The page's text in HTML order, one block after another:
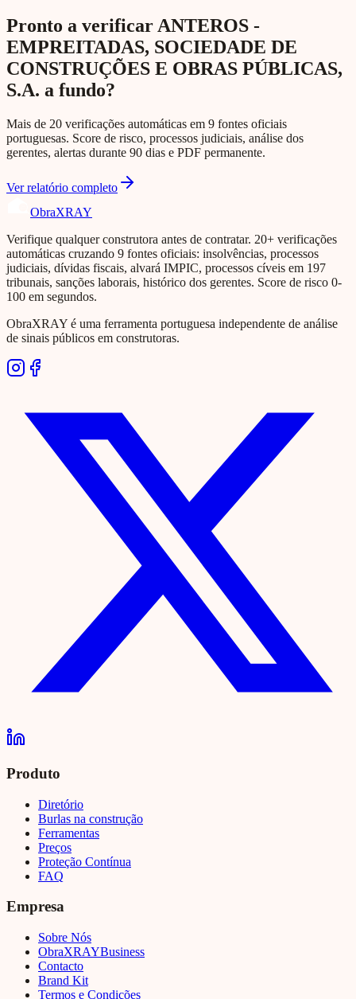
Pronto a verificar ANTEROS -
EMPREITADAS, SOCIEDADE DE
CONSTRUÇÕES E OBRAS PÚBLICAS,
S.A. a fundo?
Mais de 20 verificações automáticas em 9 fontes oficiais
portuguesas. Score de risco, processos judiciais, análise dos
gerentes, alertas durante 90 dias e PDF permanente.
Ver relatório completo
ObraXRAY
Verifique qualquer construtora antes de contratar. 20+ verificações
automáticas cruzando 9 fontes oficiais: insolvências, processos
judiciais, dívidas fiscais, alvará IMPIC, processos cíveis em 197
tribunais, sanções laborais, histórico dos gerentes. Score de risco 0-
100 em segundos.
ObraXRAY é uma ferramenta portuguesa independente de análise
de sinais públicos em construtoras.
Produto
Diretório
Burlas na construção
Ferramentas
Preços
Proteção Contínua
FAQ
Empresa
Sobre Nós
ObraXRAYBusiness
Contacto
Brand Kit
Termos e Condições